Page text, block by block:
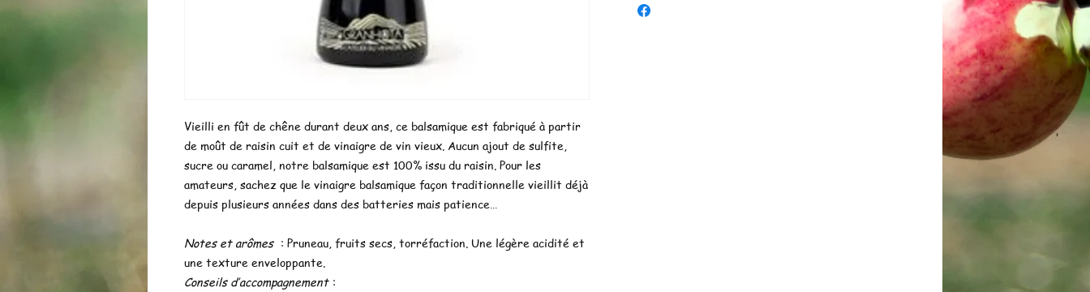
Vieilli en fût de chêne durant deux ans, ce balsamique est fabriqué à partir
de moût de raisin cuit et de vinaigre de vin vieux. Aucun ajout de sulfite,
sucre ou caramel, notre balsamique est 100% issu du raisin. Pour les
amateurs, sachez que le vinaigre balsamique façon traditionnelle vieillit déjà
depuis plusieurs années dans des batteries mais patience…
Notes et arômes : Pruneau, fruits secs, torréfaction. Une légère acidité et
une texture enveloppante.
Conseils d’accompagnement :